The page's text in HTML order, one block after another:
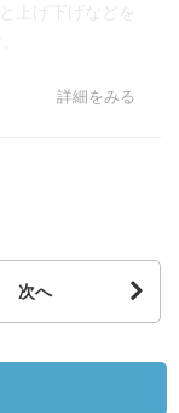
上げ下げなどを
詳細をみる
次へ